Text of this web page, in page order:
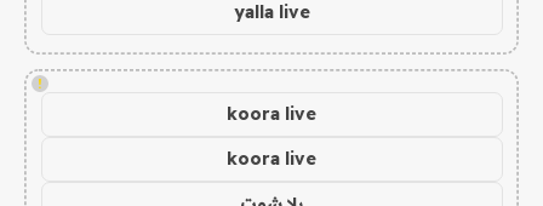
yalla live
!
koora live
koora live